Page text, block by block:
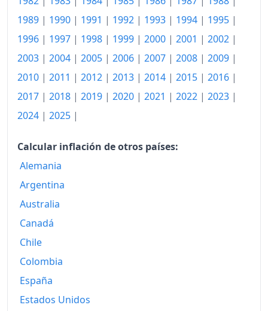
2018
149.82
2019
152.25
2021
160.96
2022
2023
182.40
2024
2025
2026-Q1
Hoy
1989 | 1990 | 1991 | 1992 | 1993 | 1994 | 1995 |
1996 | 1997 | 1998 | 1999 | 2000 | 2001 | 2002 |
2003 | 2004 | 2005 | 2006 | 2007 | 2008 | 2009 |
2010 | 2011 | 2012 | 2013 | 2014 | 2015 | 2016 |
2017 | 2018 | 2019 | 2020 | 2021 | 2022 | 2023 |
2024 | 2025 |
Calcular inflación de otros países:
Alemania
Argentina
Australia
Canadá
Chile
Colombia
España
Estados Unidos